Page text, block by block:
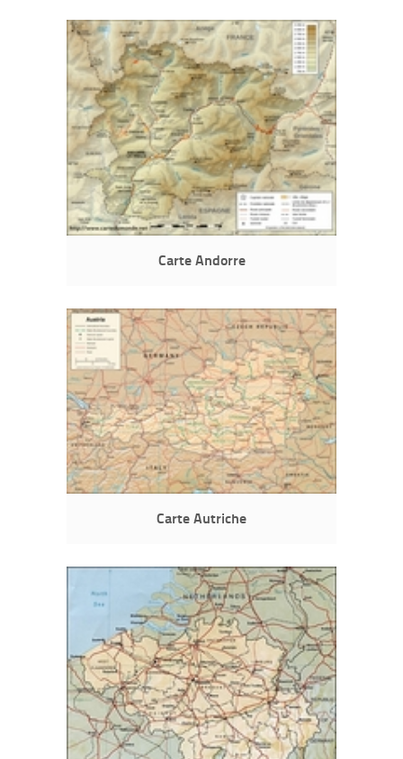
Carte Andorre
Carte Autriche